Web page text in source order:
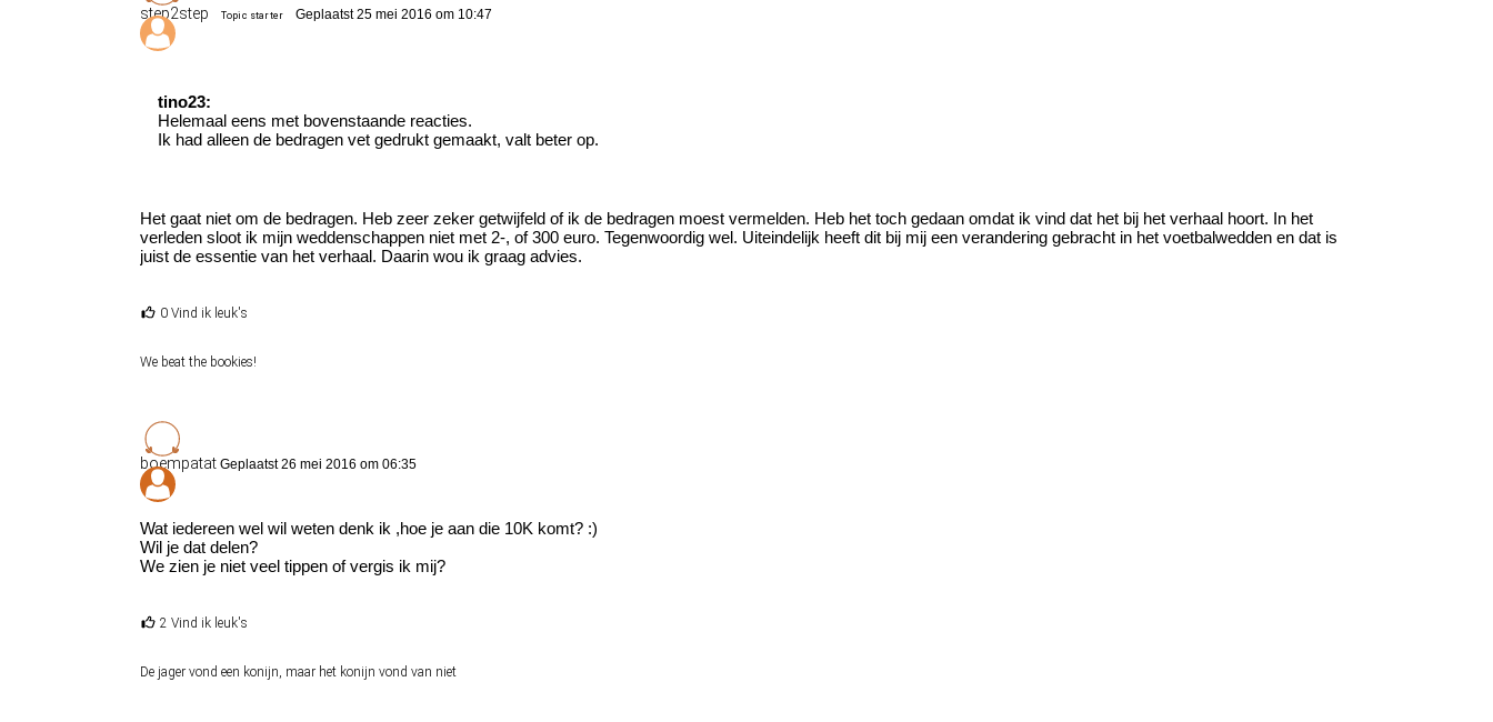
step2step Topic starter Geplaatst 25 mei 2016 om 10:47
tino23:
Helemaal eens met bovenstaande reacties.
Ik had alleen de bedragen vet gedrukt gemaakt, valt beter op.
Het gaat niet om de bedragen. Heb zeer zeker getwijfeld of ik de bedragen moest vermelden. Heb het toch gedaan omdat ik vind dat het bij het verhaal hoort. In het
verleden sloot ik mijn weddenschappen niet met 2-, of 300 euro. Tegenwoordig wel. Uiteindelijk heeft dit bij mij een verandering gebracht in het voetbalwedden en dat is
juist de essentie van het verhaal. Daarin wou ik graag advies.
0 Vind ik leuk's
We beat the bookies!
boempatat Geplaatst 26 mei 2016 om 06:35
Wat iedereen wel wil weten denk ik ,hoe je aan die 10K komt? :)
Wil je dat delen?
We zien je niet veel tippen of vergis ik mij?
2 Vind ik leuk's
De jager vond een konijn, maar het konijn vond van niet